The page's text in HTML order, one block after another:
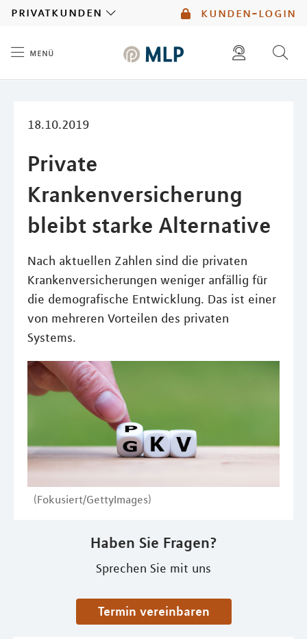
kunden-login
privatkunden
menü
18.10.2019
Private
Krankenversicherung
bleibt starke Alternative
Nach aktuellen Zahlen sind die privaten
Krankenversicherungen weniger anfällig für
die demografische Entwicklung. Das ist einer
von mehreren Vorteilen des privaten
Systems.
(Fokusiert/GettyImages)
Haben Sie Fragen?
Sprechen Sie mit uns
Termin vereinbaren